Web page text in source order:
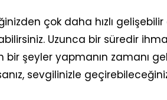
çok daha hızlı
Uzunca bir süredir
bir şeyler yapmanın zamanı
sevgilinizle